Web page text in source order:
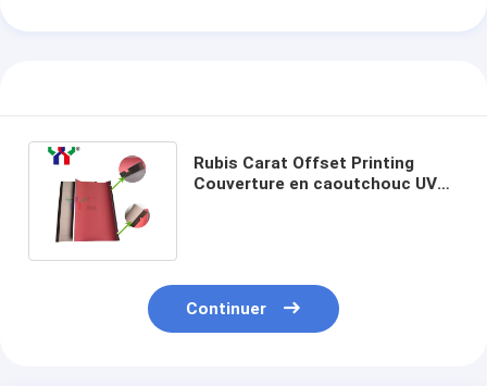
Rubis Carat Offset Printing
Couverture en caoutchouc UV
Continuer